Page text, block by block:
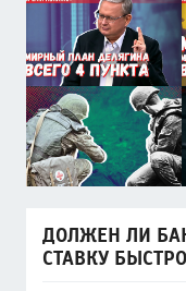
ДОЛЖЕН ЛИ
СТАВКУ